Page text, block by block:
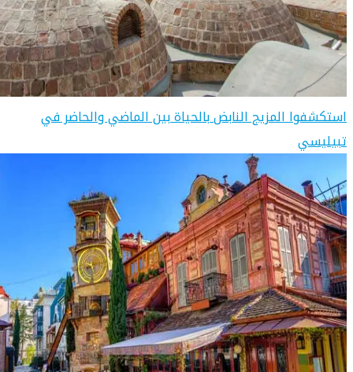
استكشفوا المزيج النابض بالحياة بين الماضي والحاضر في
تبيليسي